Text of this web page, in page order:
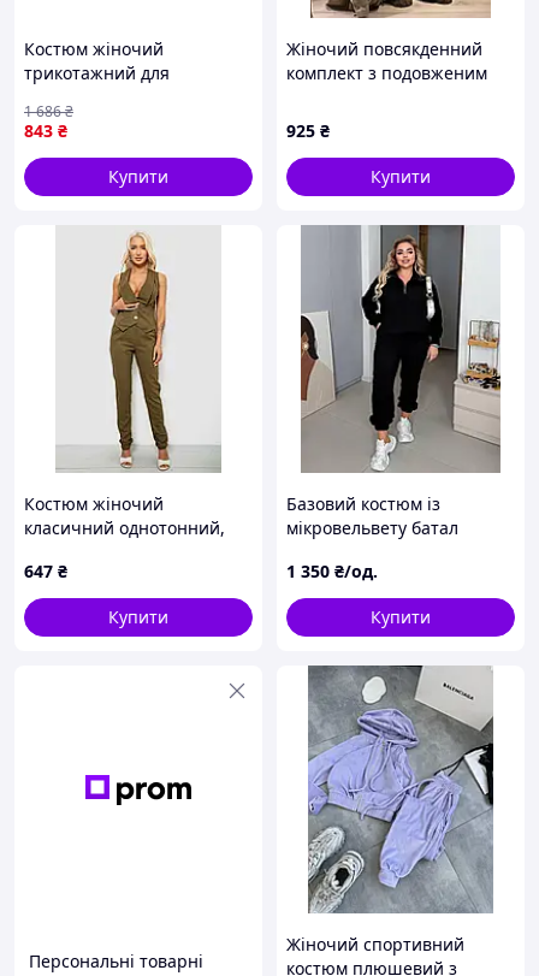
Костюм жіночий
трикотажний для
бавовни та поліестеру
розмір 48-50 ТМ FAMILY
843 ₴
1 686₴
Купити
Жіночий повсякденний
комплект з подовженим
палаццо
925 ₴
Купити
Костюм жіночий
класичний однотонний,
647 ₴
Купити
Базовий костюм із
мікровельвету батал
50-52, 54-56, 58-60
1 350 ₴/од.
Купити
Персональні товарні
Жіночий спортивний
костюм плюшевий з